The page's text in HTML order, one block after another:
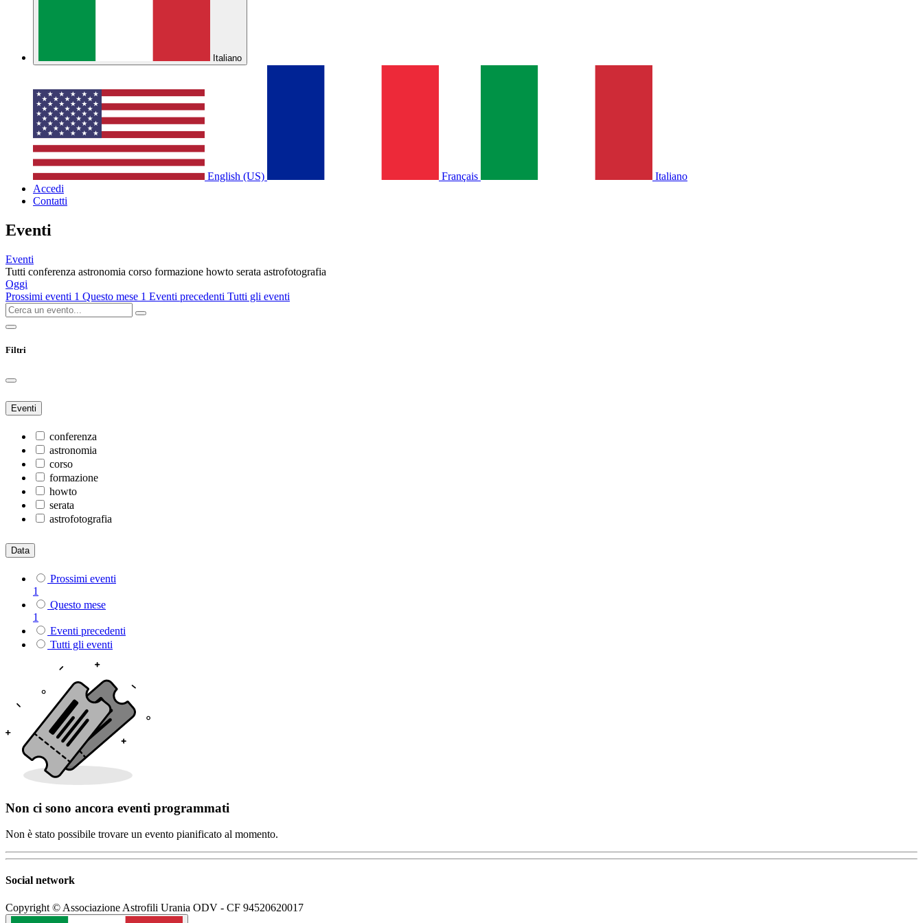
Italiano
English (US) Français
Italiano
Accedi
Contatti
Eventi
Eventi
Tutti conferenza astronomia corso formazione howto serata astrofotografia
Oggi
Prossimi eventi 1 Questo mese 1 Eventi precedenti Tutti gli eventi
Filtri
Eventi
conferenza
astronomia
corso
formazione
howto
serata
astrofotografia
Data
Prossimi eventi
1
Questo mese
1
Eventi precedenti
Tutti gli eventi
Non ci sono ancora eventi programmati
Non è stato possibile trovare un evento pianificato al momento.
Social network
Copyright © Associazione Astrofili Urania ODV - CF 94520620017